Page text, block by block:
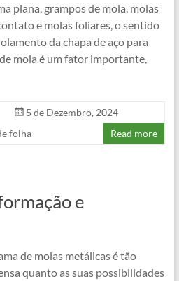
plana, grampos de mola, molas
e molas foliares, o sentido
da chapa de aço para
mola é um fator importante,
5 de Dezembro, 2024
folha Read more
e
de molas metálicas é tão
quanto as suas possibilidades